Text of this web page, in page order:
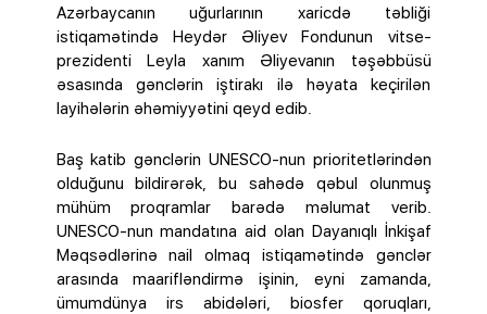
Azərbaycanın uğurlarının xaricdə təbliği
istiqamətində Heydər Əliyev Fondunun vitse-
prezidenti Leyla xanım Əliyevanın təşəbbüsü
əsasında gənclərin iştirakı ilə həyata keçirilən
layihələrin əhəmiyyətini qeyd edib.
Baş katib gənclərin UNESCO-nun prioritetlərindən
olduğunu bildirərək, bu sahədə qəbul olunmuş
mühüm proqramlar barədə məlumat verib.
UNESCO-nun mandatına aid olan Dayanıqlı İnkişaf
Məqsədlərinə nail olmaq istiqamətində gənclər
arasında maarifləndirmə işinin, eyni zamanda,
ümumdünya irs abidələri, biosfer qoruqları,